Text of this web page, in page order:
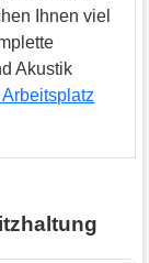
Ihnen viel
Akustik